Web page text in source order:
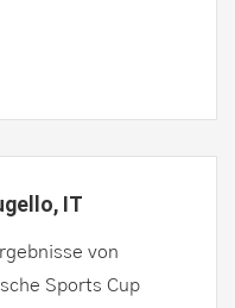
IT
von
Sports Cup